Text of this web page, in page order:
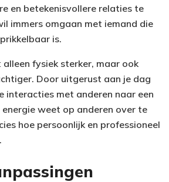
en betekenisvollere relaties te
immers omgaan met iemand die
is.
fysiek sterker, maar ook
Door uitgerust aan je dag
interacties met anderen naar een
energie weet op anderen over te
hoe persoonlijk en professioneel